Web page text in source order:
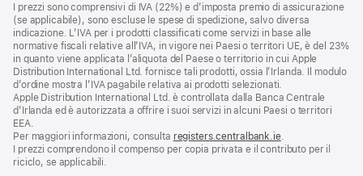
I prezzi sono comprensivi di IVA (22%) e d’imposta premio di assicurazione
(se applicabile), sono escluse le spese di spedizione, salvo diversa
indicazione. L’IVA per i prodotti classificati come servizi in base alle
normative fiscali relative all’IVA, in vigore nei Paesi o territori UE, è del 23%
in quanto viene applicata l’aliquota del Paese o territorio in cui Apple
Distribution International Ltd. fornisce tali prodotti, ossia l’Irlanda. Il modulo
d’ordine mostra l’IVA pagabile relativa ai prodotti selezionati.
Apple Distribution International Ltd. è controllata dalla Banca Centrale
d’Irlanda ed è autorizzata a offrire i suoi servizi in alcuni Paesi o territori
EEA.
Per maggiori informazioni, consulta registers.centralbank.ie.
I prezzi comprendono il compenso per copia privata e il contributo per il
riciclo, se applicabili.